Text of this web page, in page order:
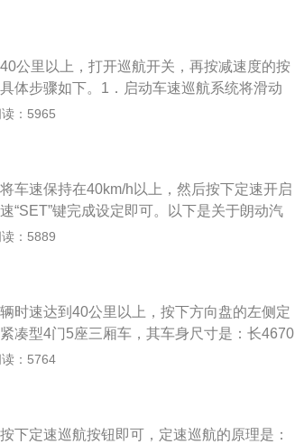
消该功能。松开油门，或者向内推动拨杆，
取消定速。
公里以上，打开巡航开关，再按减速度的按
体步骤如下。1．启动车速巡航系统将滑动
系统。2．设定巡航车速系统启动后，轿车
／h；若按住该按钮，轿车将持续降低车
被储存在存储器内。4．提高巡航车速无需
的巡航车速。每按一次开关“RES”，车速提高
持续提高车速，一旦松开开关“RES”，当时
全关闭巡航控制系统将滑动开关拨至“OF
读：5965
车速保持在40km/h以上，然后按下定速开启
“SET”键完成设定即可。以下是关于朗动汽
动机和1.8L发动机，其中，1.6L发动机最大
6速手动变速箱和6速自动变速箱。
读：5889
时速达到40公里以上，按下方向盘的左侧定
凑型4门5座三厢车，其车身尺寸是：长4670
为2688mm。朗逸搭载了1.4T涡轮增压发动
独立悬架，后悬架使用了扭力梁式非独立悬
读：5764
下定速巡航按钮即可，定速巡航的原理是：